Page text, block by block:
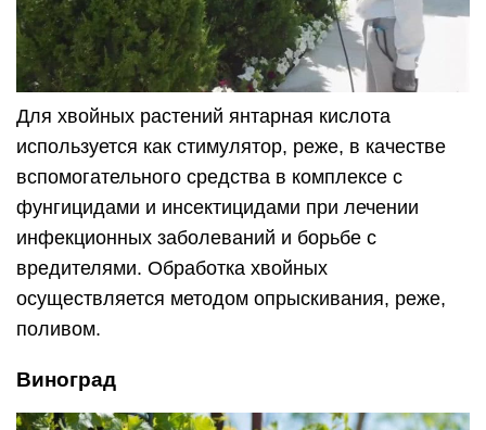
Для хвойных растений янтарная кислота
используется как стимулятор, реже, в качестве
вспомогательного средства в комплексе с
фунгицидами и инсектицидами при лечении
инфекционных заболеваний и борьбе с
вредителями. Обработка хвойных
осуществляется методом опрыскивания, реже,
поливом.
Виноград